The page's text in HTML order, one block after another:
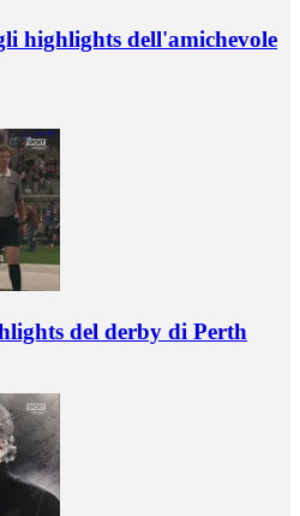
highlights dell'amichevole
del derby di Perth